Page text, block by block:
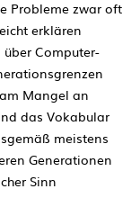
Probleme zwar oft
erklären
Computer-
Mangel an
das Vokabular
meistens
Generationen
Sinn